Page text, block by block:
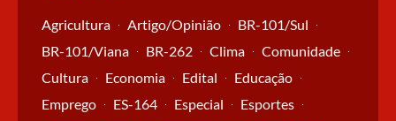
Agricultura Artigo/Opinião
BR-101/Sul
BR-101/Viana
BR-262 Clima
Comunidade
Cultura
Economia Edital
Educação
Emprego
ES-164 Especial
Esportes